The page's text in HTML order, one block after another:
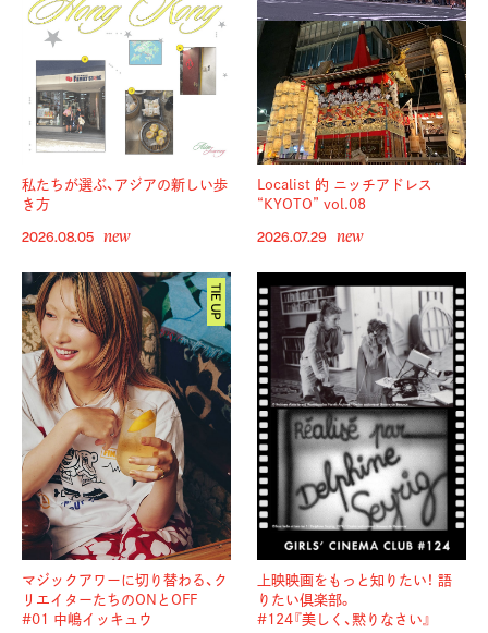
私たちが選ぶ、アジアの新しい歩
き方
2026.08.05 new
Localist 的 ニッチアドレス
“KYOTO” vol.08
2026.07.29 new
マジックアワーに切り替わる、 ク
リエイターたちのONとOFF
#01 中嶋イッキュウ
上映映画をもっと知りたい！ 語
りたい倶楽部。
#124『美しく、黙りなさい』